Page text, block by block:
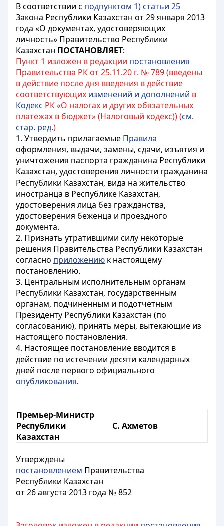
В соответствии с подпунктом 1) статьи 25
Закона Республики Казахстан от 29 января 2013
года «О документах, удостоверяющих
личность» Правительство Республики
Казахстан ПОСТАНОВЛЯЕТ:
Пункт 1 изложен в редакции постановления
Правительства РК от 25.11.20 г. № 789 (введены
в действие после дня введения в действие
соответствующих изменений и дополнений в
Кодекс РК «О налогах и других обязательных
платежах в бюджет» (Налоговый кодекс)) (см.
стар. ред.)
1. Утвердить прилагаемые Правила
оформления, выдачи, замены, сдачи, изъятия и
уничтожения паспорта гражданина Республики
Казахстан, удостоверения личности гражданина
Республики Казахстан, вида на жительство
иностранца в Республике Казахстан,
удостоверения лица без гражданства,
удостоверения беженца и проездного
документа.
2. Признать утратившими силу некоторые
решения Правительства Республики Казахстан
согласно приложению к настоящему
постановлению.
3. Центральным исполнительным органам
Республики Казахстан, государственным
органам, подчиненным и подотчетным
Президенту Республики Казахстан (по
согласованию), принять меры, вытекающие из
настоящего постановления.
4. Настоящее постановление вводится в
действие по истечении десяти календарных
дней после первого официального
опубликования.
Премьер-Министр
Республики
Казахстан
С. Ахметов
Утверждены
постановлением Правительства
Республики Казахстан
от 26 августа 2013 года № 852